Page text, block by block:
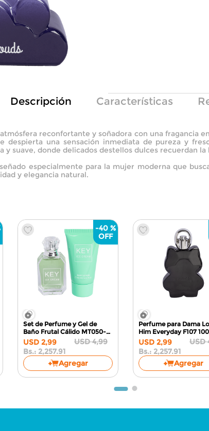
Descripción Características
reconfortante y soñadora con una fragancia
despierta una sensación inmediata de pureza y
suave, donde delicados destellos dulces recuerdan la
especialmente para la mujer moderna que
y elegancia natural.
-40 %
Set de Perfume y Gel de
Baño Frutal Cálido MT050-
28 60ml
USD 2,99 USD 4,99
Bs.: 2,257.91
Agregar
Perfume para Dama
Him Everyday F107
USD 2,99 USD
Bs.: 2,257.91
Agregar